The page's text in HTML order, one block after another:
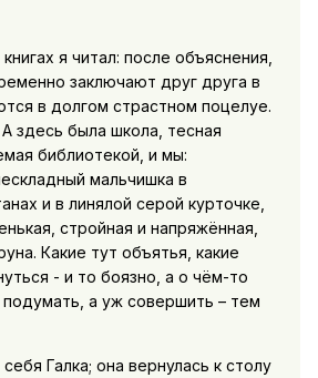
я читал: после объяснения,
заключают друг друга в
в долгом страстном поцелуе.
здесь была школа, тесная
библиотекой, и мы:
мальчишка в
и в линялой серой курточке,
стройная и напряжённая,
Какие тут объятья, какие
- и то боязно, а о чём-то
а уж совершить – тем
Галка; она вернулась к столу